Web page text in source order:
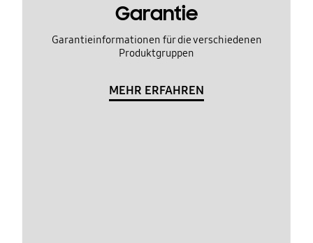
Garantie
Garantieinformationen für die verschiedenen
Produktgruppen
MEHR ERFAHREN